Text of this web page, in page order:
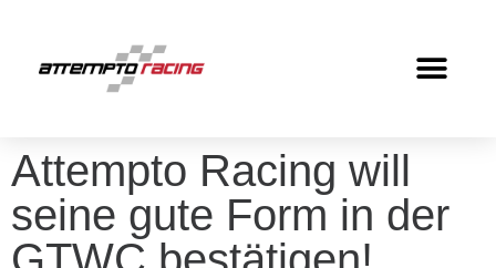
Attempto Racing will
seine gute Form in der